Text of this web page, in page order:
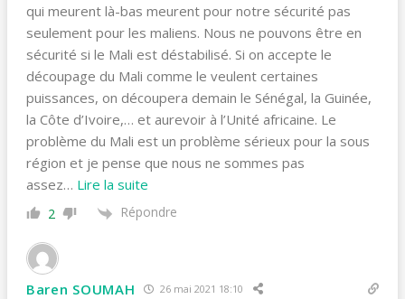
qui meurent là-bas meurent pour notre sécurité pas
seulement pour les maliens. Nous ne pouvons être en
sécurité si le Mali est déstabilisé. Si on accepte le
découpage du Mali comme le veulent certaines
puissances, on découpera demain le Sénégal, la Guinée,
la Côte d’Ivoire,… et aurevoir à l’Unité africaine. Le
problème du Mali est un problème sérieux pour la sous
région et je pense que nous ne sommes pas
assez… Lire la suite
2 Répondre
Baren SOUMAH 26 mai 2021 18:10